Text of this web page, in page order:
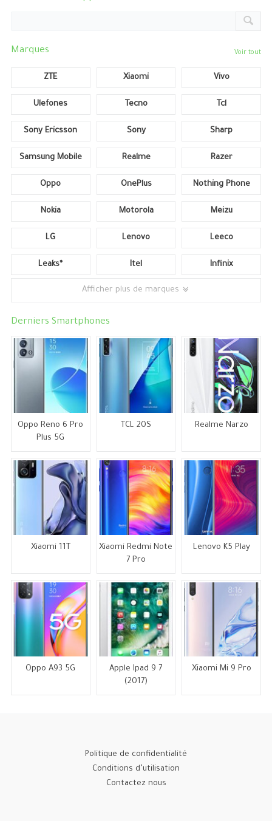
Marques Voir tout
ZTE Xiaomi Vivo
Ulefones Tecno Tcl
Sony Ericsson Sony Sharp
Samsung Mobile Realme Razer
Oppo OnePlus Nothing Phone
Nokia Motorola Meizu
LG Lenovo Leeco
Leaks* Itel Infinix
Afficher plus de marques
Derniers Smartphones
Oppo Reno 6 Pro
Plus 5G
TCL 20S Realme Narzo
Xiaomi 11T
Xiaomi Redmi Note
7 Pro
Lenovo K5 Play
Oppo A93 5G
Apple Ipad 9 7
(2017)
Xiaomi Mi 9 Pro
Politique de confidentialité
Conditions d’utilisation
Contactez nous